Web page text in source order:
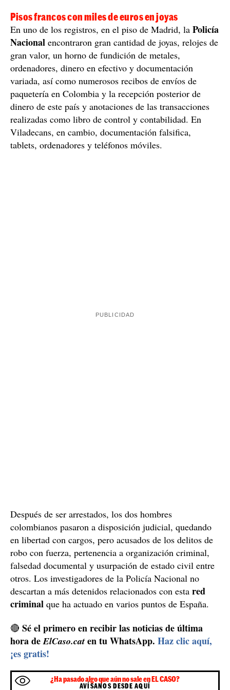
Pisos francos con miles de euros en joyas
En uno de los registros, en el piso de Madrid, la Policía
Nacional encontraron gran cantidad de joyas, relojes de
gran valor, un horno de fundición de metales,
ordenadores, dinero en efectivo y documentación
variada, así como numerosos recibos de envíos de
paquetería en Colombia y la recepción posterior de
dinero de este país y anotaciones de las transacciones
realizadas como libro de control y contabilidad. En
Viladecans, en cambio, documentación falsifica,
tablets, ordenadores y teléfonos móviles.
Después de ser arrestados, los dos hombres
colombianos pasaron a disposición judicial, quedando
en libertad con cargos, pero acusados de los delitos de
robo con fuerza, pertenencia a organización criminal,
falsedad documental y usurpación de estado civil entre
otros. Los investigadores de la Policía Nacional no
descartan a más detenidos relacionados con esta red
criminal que ha actuado en varios puntos de España.
🔴 Sé el primero en recibir las noticias de última
hora deElCaso.cat en tu WhatsApp. Haz clic aquí,
¡es gratis!
¿Ha pasado algo que aún no sale en EL CASO?
AVÍSANOS DESDE AQUÍ